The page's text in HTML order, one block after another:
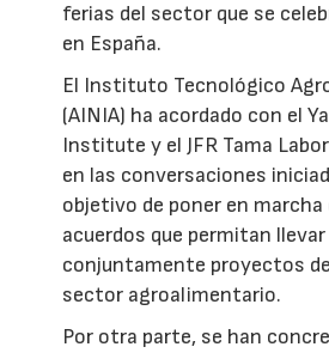
ferias del sector que se
en España.
El Instituto Tecnológico
(AINIA) ha acordado con el
Institute y el JFR Tama
en las conversaciones
objetivo de poner en
acuerdos que permitan llevar
conjuntamente proyectos
sector agroalimentario.
Por otra parte, se han